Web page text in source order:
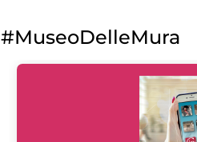
#MuseoDelleMura